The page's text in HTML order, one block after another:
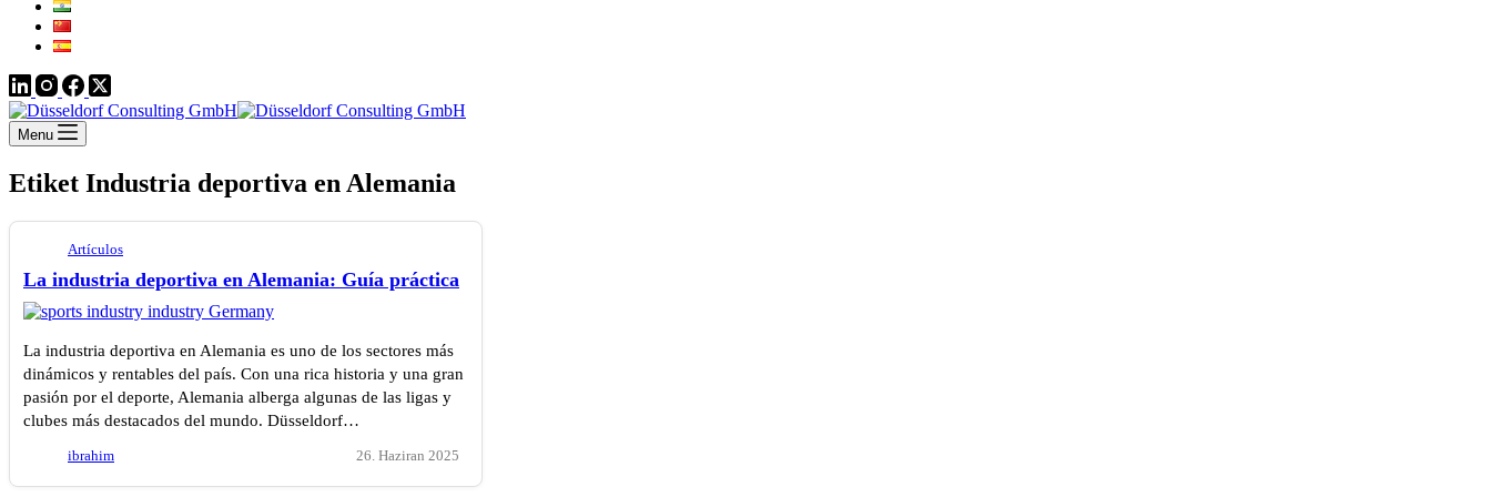
Menu
Etiket Industria deportiva en Alemania
Artículos
La industria deportiva en Alemania: Guía práctica
La industria deportiva en Alemania es uno de los sectores más
dinámicos y rentables del país. Con una rica historia y una gran
pasión por el deporte, Alemania alberga algunas de las ligas y
clubes más destacados del mundo. Düsseldorf…
ibrahim 26. Haziran 2025